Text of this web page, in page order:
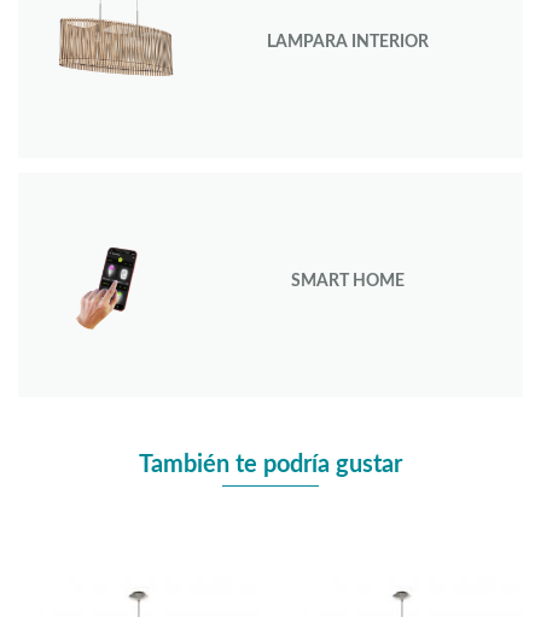
LAMPARA INTERIOR
SMART HOME
También te podría gustar